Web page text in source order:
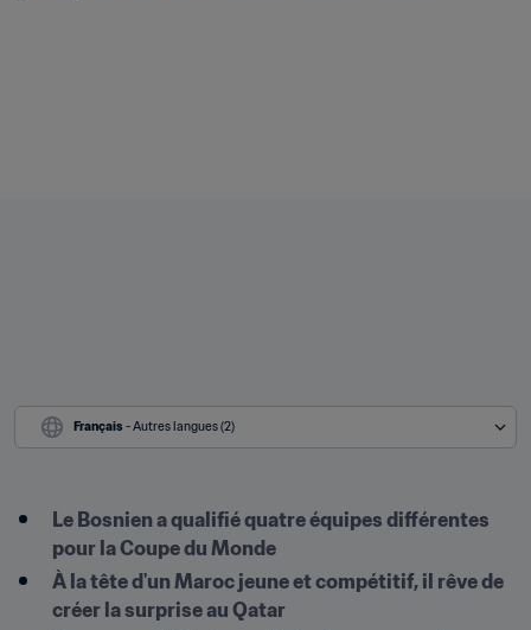
Français - Autres langues (2)
Le Bosnien a qualifié quatre équipes différentes
pour la Coupe du Monde
À la tête d'un Maroc jeune et compétitif, il rêve de
créer la surprise au Qatar